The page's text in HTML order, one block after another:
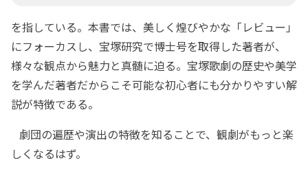
を指している。本書では、美しく煌びやかな「レビュー」
にフォーカスし、宝塚研究で博士号を取得した著者が、
様々な観点から魅力と真髄に迫る。宝塚歌劇の歴史や美学
を学んだ著者だからこそ可能な初心者にも分かりやすい解
説が特徴である。
劇団の遍歴や演出の特徴を知ることで、観劇がもっと楽
しくなるはず。